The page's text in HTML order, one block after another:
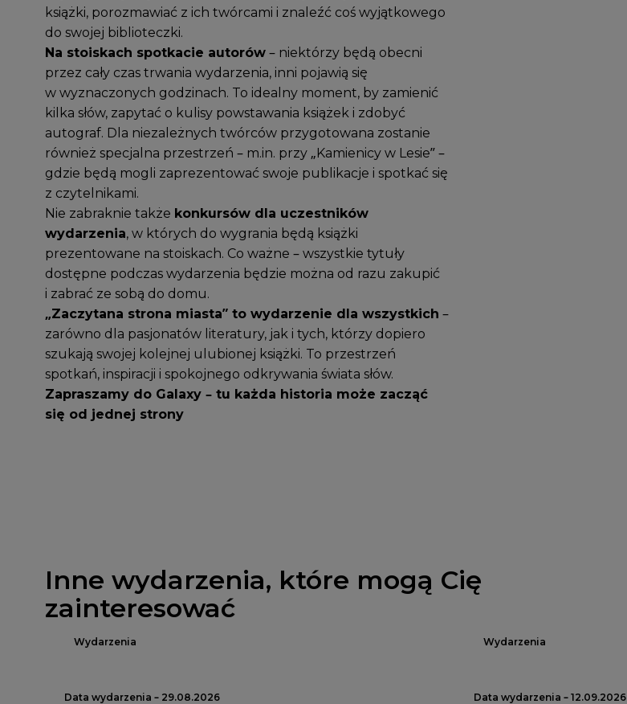
książki, porozmawiać z ich twórcami i znaleźć coś wyjątkowego
do swojej biblioteczki.
Na stoiskach spotkacie autorów – niektórzy będą obecni
przez cały czas trwania wydarzenia, inni pojawią się
w wyznaczonych godzinach. To idealny moment, by zamienić
kilka słów, zapytać o kulisy powstawania książek i zdobyć
autograf. Dla niezależnych twórców przygotowana zostanie
również specjalna przestrzeń – m.in. przy „Kamienicy w Lesie” –
gdzie będą mogli zaprezentować swoje publikacje i spotkać się
z czytelnikami.
Nie zabraknie także konkursów dla uczestników
wydarzenia, w których do wygrania będą książki
prezentowane na stoiskach. Co ważne – wszystkie tytuły
dostępne podczas wydarzenia będzie można od razu zakupić
i zabrać ze sobą do domu.
„Zaczytana strona miasta” to wydarzenie dla wszystkich –
zarówno dla pasjonatów literatury, jak i tych, którzy dopiero
szukają swojej kolejnej ulubionej książki. To przestrzeń
spotkań, inspiracji i spokojnego odkrywania świata słów.
Zapraszamy do Galaxy – tu każda historia może zacząć
się od jednej strony
Inne wydarzenia, które mogą Cię
zainteresować
Wydarzenia
Data wydarzenia – 29.08.2026
Wydarzenia
Data wydarzenia – 12.09.2026